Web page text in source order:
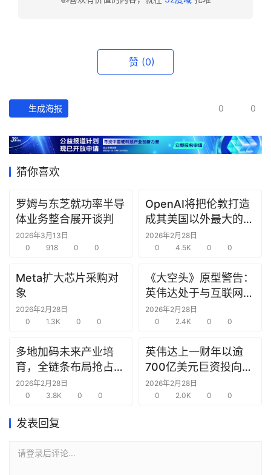
产
经
数
据
研
创
投
商
机
圈
赞 (0)
生成海报 0 0
猜你喜欢
罗姆与东芝就功率半导
体业务整合展开谈判
2026年3月13日
0
918 0 0
OpenAI将把伦敦打造
成其美国以外最大的研
究中心
2026年2月28日
0
4.5K 0 0
Meta扩大芯片采购对
象
2026年2月28日
0
1.3K 0 0
《大空头》原型警告：
英伟达处于与互联网泡
沫时期思科同样的“危
险境地”
2026年2月28日
0
2.4K 0 0
多地加码未来产业培
育，全链条布局抢占新
赛道先机
2026年2月28日
0
3.8K 0 0
英伟达上一财年以逾
700亿美元巨资投向合
作方，竭力巩固AI芯片
需求
2026年2月28日
0
2.0K 0 0
发表回复
请登录后评论...